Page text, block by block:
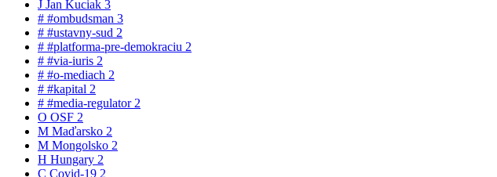
J Jan Kuciak 3
# #ombudsman 3
# #ustavny-sud 2
# #platforma-pre-demokraciu 2
# #via-iuris 2
# #o-mediach 2
# #kapital 2
# #media-regulator 2
O OSF 2
M Maďarsko 2
M Mongolsko 2
H Hungary 2
C Covid-19 2